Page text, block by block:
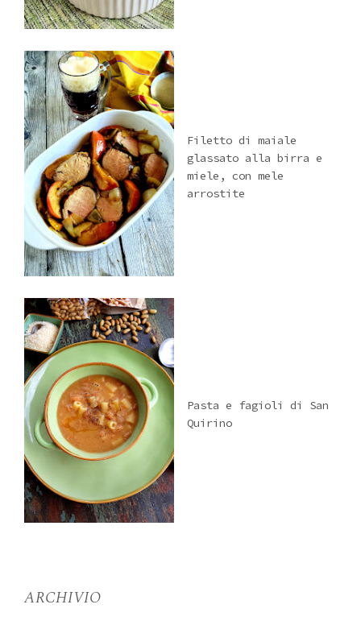
Filetto di maiale
glassato alla birra e
miele, con mele
arrostite
Pasta e fagioli di San
Quirino
ARCHIVIO